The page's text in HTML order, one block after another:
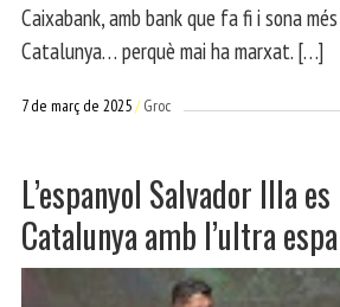
Caixabank, amb bank que fa fi i sona
Catalunya… perquè mai ha marxat. […]
7 de març de 2025 Groc
L’espanyol Salvador Illa
Catalunya amb l’ultra